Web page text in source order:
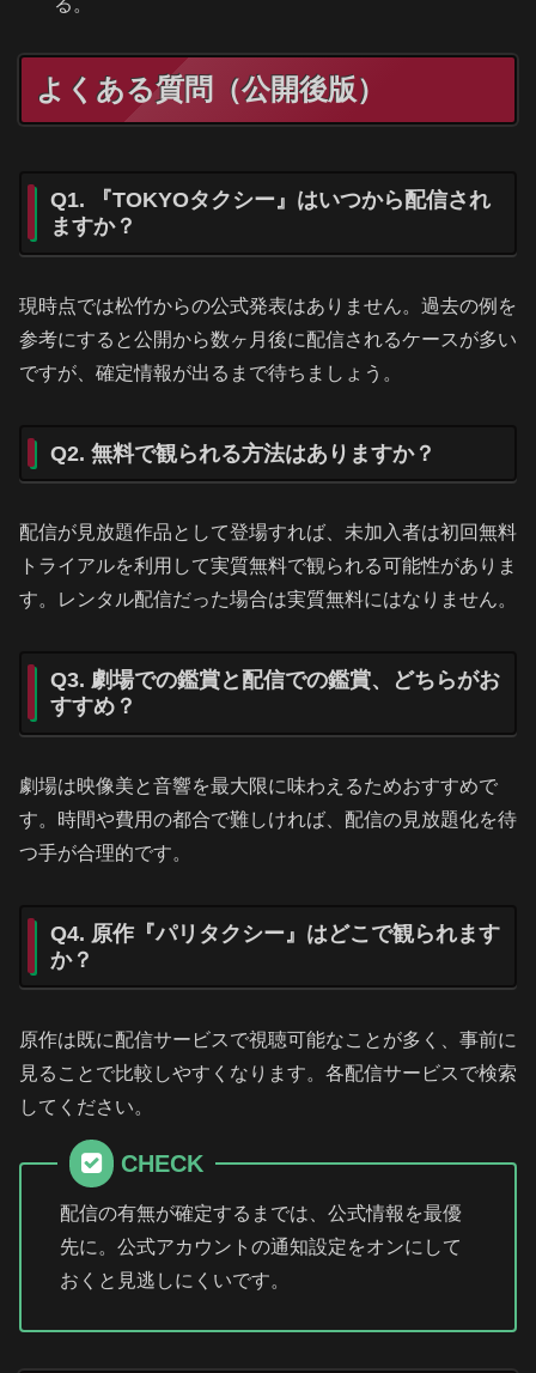
よくある質問（公開後版）
Q1. 『TOKYOタクシー』はいつから配信され
ますか？
現時点では松竹からの公式発表はありません。過去の例を
参考にすると公開から数ヶ月後に配信されるケースが多い
ですが、確定情報が出るまで待ちましょう。
Q2. 無料で観られる方法はありますか？
配信が見放題作品として登場すれば、未加入者は初回無料
トライアルを利用して実質無料で観られる可能性がありま
す。レンタル配信だった場合は実質無料にはなりません。
Q3. 劇場での鑑賞と配信での鑑賞、どちらがお
すすめ？
劇場は映像美と音響を最大限に味わえるためおすすめで
す。時間や費用の都合で難しければ、配信の見放題化を待
つ手が合理的です。
Q4. 原作『パリタクシー』はどこで観られます
か？
原作は既に配信サービスで視聴可能なことが多く、事前に
見ることで比較しやすくなります。各配信サービスで検索
してください。
CHECK
配信の有無が確定するまでは、公式情報を最優
先に。公式アカウントの通知設定をオンにして
おくと見逃しにくいです。